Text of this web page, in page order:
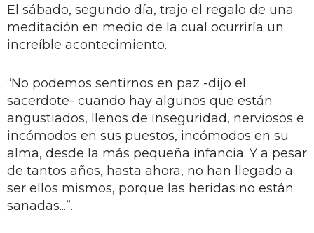
El sábado, segundo día, trajo el regalo de una
meditación en medio de la cual ocurriría un
increíble acontecimiento.
“No podemos sentirnos en paz -dijo el
sacerdote- cuando hay algunos que están
angustiados, llenos de inseguridad, nerviosos e
incómodos en sus puestos, incómodos en su
alma, desde la más pequeña infancia. Y a pesar
de tantos años, hasta ahora, no han llegado a
ser ellos mismos, porque las heridas no están
sanadas...”.